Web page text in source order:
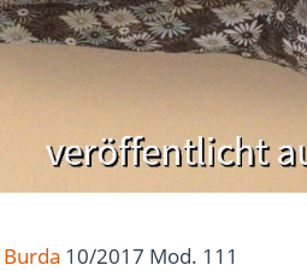
Burda 10/2017 Mod. 111